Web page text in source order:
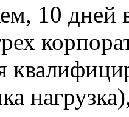
10 дней